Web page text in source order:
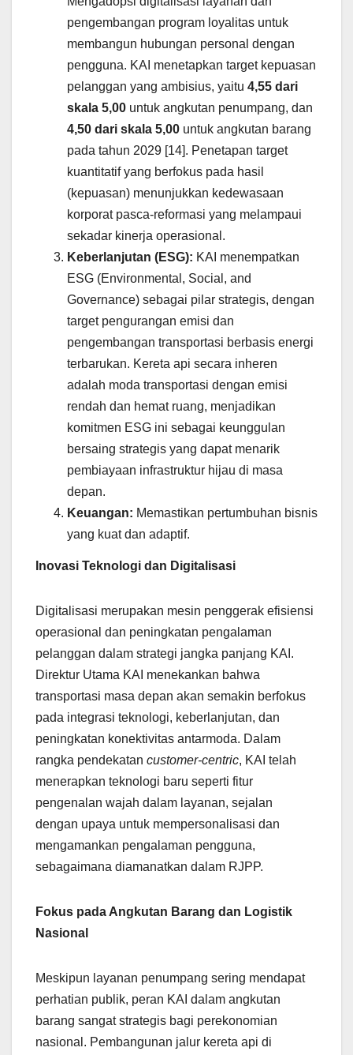
pengembangan program loyalitas untuk
membangun hubungan personal dengan
pengguna. KAI menetapkan target kepuasan
pelanggan yang ambisius, yaitu 4,55 dari
skala 5,00 untuk angkutan penumpang, dan
4,50 dari skala 5,00 untuk angkutan barang
pada tahun 2029 [14]. Penetapan target
kuantitatif yang berfokus pada hasil
(kepuasan) menunjukkan kedewasaan
korporat pasca-reformasi yang melampaui
sekadar kinerja operasional.
Keberlanjutan (ESG): KAI menempatkan
ESG (Environmental, Social, and
Governance) sebagai pilar strategis, dengan
target pengurangan emisi dan
pengembangan transportasi berbasis energi
terbarukan. Kereta api secara inheren
adalah moda transportasi dengan emisi
rendah dan hemat ruang, menjadikan
komitmen ESG ini sebagai keunggulan
bersaing strategis yang dapat menarik
pembiayaan infrastruktur hijau di masa
depan.
Keuangan: Memastikan pertumbuhan bisnis
yang kuat dan adaptif.
Inovasi Teknologi dan Digitalisasi
Digitalisasi merupakan mesin penggerak efisiensi
operasional dan peningkatan pengalaman
pelanggan dalam strategi jangka panjang KAI.
Direktur Utama KAI menekankan bahwa
transportasi masa depan akan semakin berfokus
pada integrasi teknologi, keberlanjutan, dan
peningkatan konektivitas antarmoda. Dalam
rangka pendekatan customer-centric, KAI telah
menerapkan teknologi baru seperti fitur
pengenalan wajah dalam layanan, sejalan
dengan upaya untuk mempersonalisasi dan
mengamankan pengalaman pengguna,
sebagaimana diamanatkan dalam RJPP.
Fokus pada Angkutan Barang dan Logistik
Nasional
Meskipun layanan penumpang sering mendapat
perhatian publik, peran KAI dalam angkutan
barang sangat strategis bagi perekonomian
nasional. Pembangunan jalur kereta api di